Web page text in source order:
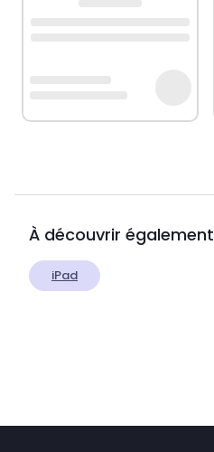
À découvrir également
iPad